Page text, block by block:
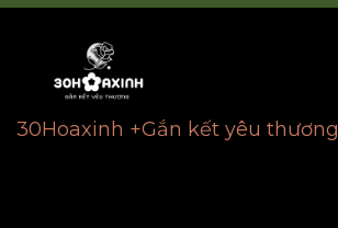
30Hoaxinh +Gắn kết yêu thương